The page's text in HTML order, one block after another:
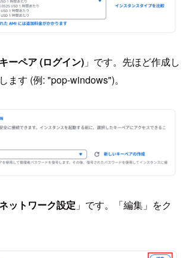
キーペア (ログイン) 」です。先ほど作成し
ます (例: "pop-windows")。
ットワーク設定 」です。「編集」をク